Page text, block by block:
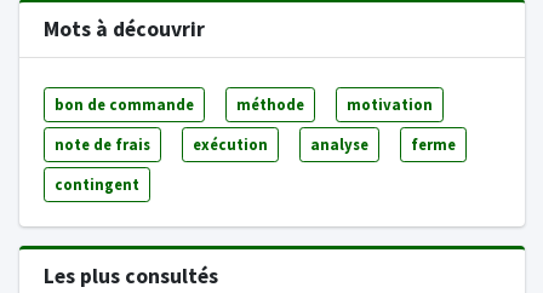
Mots à découvrir
bon de commande méthode motivation
note de frais exécution analyse ferme
contingent
Les plus consultés